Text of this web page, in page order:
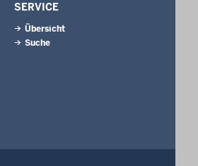
SERVICE
Übersicht
Suche